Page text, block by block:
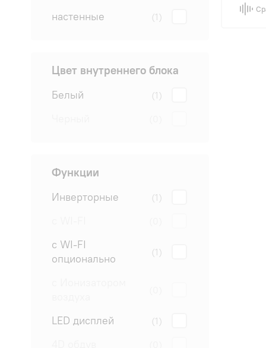
настенные (1)
Цвет внутреннего блока
Белый (1)
Функции
Инверторные (1)
с WI-FI
опционально
(1)
LED дисплей (1)